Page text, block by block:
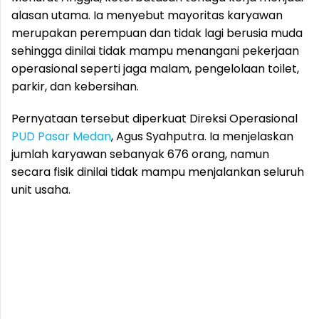
alasan utama. Ia menyebut mayoritas karyawan
merupakan perempuan dan tidak lagi berusia muda
sehingga dinilai tidak mampu menangani pekerjaan
operasional seperti jaga malam, pengelolaan toilet,
parkir, dan kebersihan.
Pernyataan tersebut diperkuat Direksi Operasional
PUD Pasar Medan, Agus Syahputra. Ia menjelaskan
jumlah karyawan sebanyak 676 orang, namun
secara fisik dinilai tidak mampu menjalankan seluruh
unit usaha.